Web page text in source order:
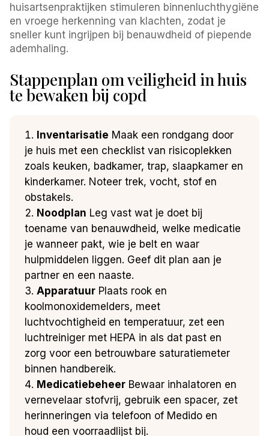
huisartsenpraktijken stimuleren binnenluchthygiëne
en vroege herkenning van klachten, zodat je
sneller kunt ingrijpen bij benauwdheid of piepende
ademhaling.
Stappenplan om veiligheid in huis
te bewaken bij copd
Inventarisatie Maak een rondgang door
je huis met een checklist van risicoplekken
zoals keuken, badkamer, trap, slaapkamer en
kinderkamer. Noteer trek, vocht, stof en
obstakels.
Noodplan Leg vast wat je doet bij
toename van benauwdheid, welke medicatie
je wanneer pakt, wie je belt en waar
hulpmiddelen liggen. Geef dit plan aan je
partner en een naaste.
Apparatuur Plaats rook en
koolmonoxidemelders, meet
luchtvochtigheid en temperatuur, zet een
luchtreiniger met HEPA in als dat past en
zorg voor een betrouwbare saturatiemeter
binnen handbereik.
Medicatiebeheer Bewaar inhalatoren en
vernevelaar stofvrij, gebruik een spacer, zet
herinneringen via telefoon of Medido en
houd een voorraadlijst bij.